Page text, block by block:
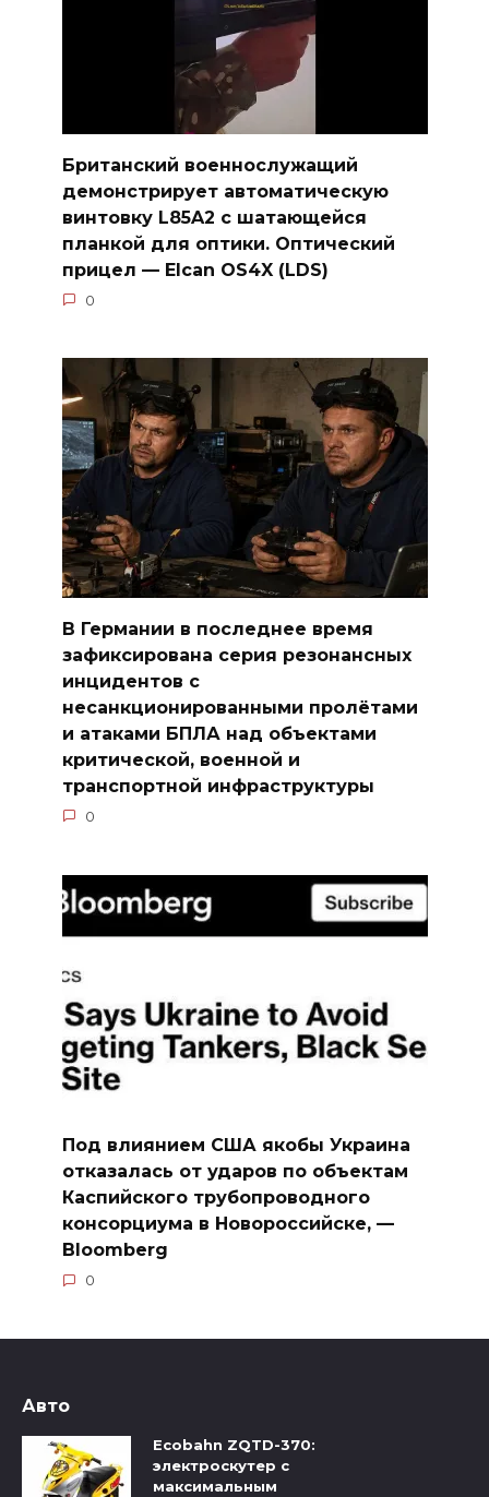
Британский военнослужащий
демонстрирует автоматическую
винтовку L85A2 с шатающейся
планкой для оптики. Оптический
прицел — Elcan OS4X (LDS)
0
В Германии в последнее время
зафиксирована серия резонансных
инцидентов с
несанкционированными пролётами
и атаками БПЛА над объектами
критической, военной и
транспортной инфраструктуры
0
Под влиянием США якобы Украина
отказалась от ударов по объектам
Каспийского трубопроводного
консорциума в Новороссийске, —
Bloomberg
0
Авто
Ecobahn ZQTD-370:
электроскутер с
максимальным